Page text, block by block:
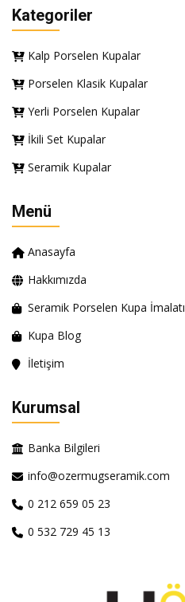
Kategoriler
Kalp Porselen Kupalar
Porselen Klasik Kupalar
Yerli Porselen Kupalar
İkili Set Kupalar
Seramik Kupalar
Menü
Anasayfa
Hakkımızda
Seramik Porselen Kupa İmalatı
Kupa Blog
İletişim
Kurumsal
Banka Bilgileri
info@ozermugseramik.com
0 212 659 05 23
0 532 729 45 13